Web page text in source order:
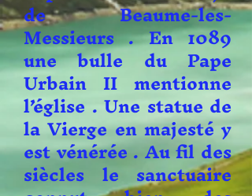
de Beaume-les-
Messieurs . En 1089
une bulle du Pape
Urbain II mentionne
l’église . Une statue de
la Vierge en majesté y
est vénérée . Au fil des
siècles le sanctuaire